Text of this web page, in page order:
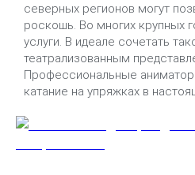
северных регионов могут
роскошь. Во многих крупных
услуги. В идеале сочетать
театрализованным
Профессиональные
катание на упряжках в